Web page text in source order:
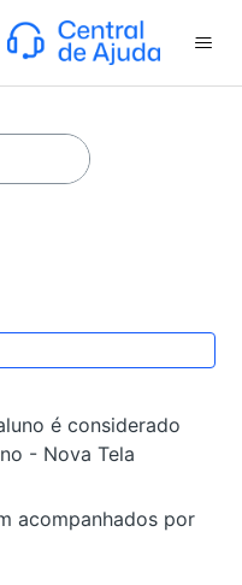
é considerado
- Nova Tela
acompanhados por